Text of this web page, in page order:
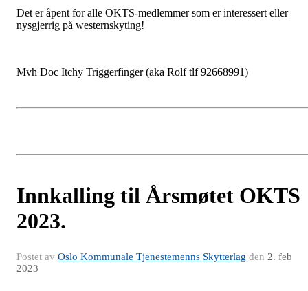
Det er åpent for alle OKTS-medlemmer som er interessert eller
nysgjerrig på westernskyting!
Mvh Doc Itchy Triggerfinger (aka Rolf tlf 92668991)
Innkalling til Årsmøtet OKTS
2023.
Postet av Oslo Kommunale Tjenestemenns Skytterlag den 2. feb
2023